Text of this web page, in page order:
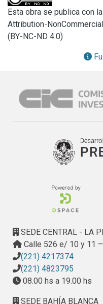
campo simbólico y en la
sobre la
paradigmas de
Esta obra se publica con
Attribution-
(BY-NC-ND 4.0)
SEDE CENTRAL - LA
Calle 526 e/ 10 y 11
(221) 4217374
(221) 4823795
08.00 hs a 19.00 hs
SEDE BAHÍA BLANCA